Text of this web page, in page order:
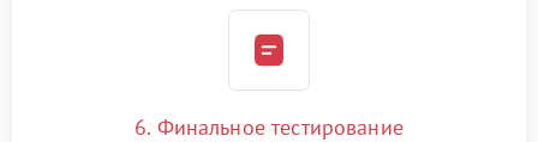
6. Финальное тестирование